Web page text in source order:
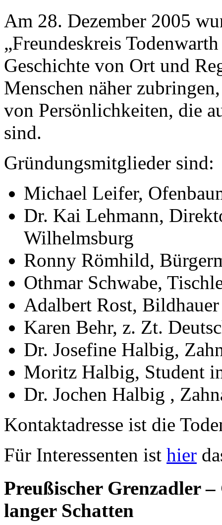
Am 28. Dezember 2005
„Freundeskreis
Geschichte von Ort und
Menschen näher
von Persönlichkeiten, die
sind.
Gründungsmitglieder sind:
Michael Leifer,
Dr. Kai Lehmann,
Wilhelmsburg
Ronny Römhild,
Othmar Schwabe,
Adalbert Rost,
Karen Behr, z. Zt.
Dr. Josefine Halbig,
Moritz Halbig, Student
Dr. Jochen Halbig ,
Kontaktadresse ist die
Für Interessenten ist hier
Preußischer Grenzadler
langer Schatten